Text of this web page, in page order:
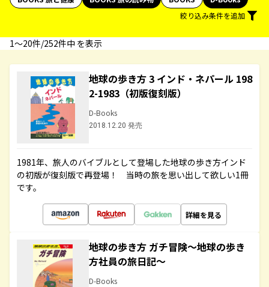
絞り込み条件を追加
1〜20件/252件中 を表示
地球の歩き方 3 インド・ネパール 198
2-1983（初版復刻版）
D-Books
2018.12.20 発売
1981年、旅人のバイブルとして登場した地球の歩き方インド
の初版が復刻版で再登場！ 当時の旅を思い出して欲しい1冊
です。
詳細を見る
地球の歩き方 ガチ冒険～地球の歩き
方社員の旅日記～
D-Books